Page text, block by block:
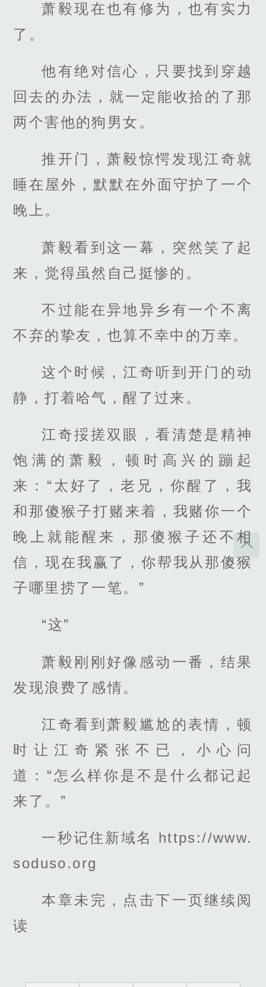
萧毅现在也有修为，也有实力
了。
他有绝对信心，只要找到穿越
回去的办法，就一定能收拾的了那
两个害他的狗男女。
推开门，萧毅惊愕发现江奇就
睡在屋外，默默在外面守护了一个
晚上。
萧毅看到这一幕，突然笑了起
来，觉得虽然自己挺惨的。
不过能在异地异乡有一个不离
不弃的挚友，也算不幸中的万幸。
这个时候，江奇听到开门的动
静，打着哈气，醒了过来。
江奇挼搓双眼，看清楚是精神
饱满的萧毅，顿时高兴的蹦起
来：“太好了，老兄，你醒了，我
和那傻猴子打赌来着，我赌你一个
晚上就能醒来，那傻猴子还不相
信，现在我赢了，你帮我从那傻猴
子哪里捞了一笔。”
“这”
萧毅刚刚好像感动一番，结果
发现浪费了感情。
江奇看到萧毅尴尬的表情，顿
时让江奇紧张不已，小心问
道：“怎么样你是不是什么都记起
来了。”
一秒记住新域名 https://www.
soduso.org
本章未完，点击下一页继续阅
读